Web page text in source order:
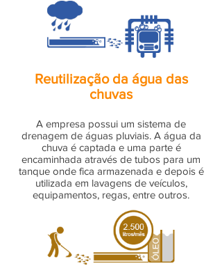
Reutilização da água das
chuvas
A empresa possui um sistema de
drenagem de águas pluviais. A água da
chuva é captada e uma parte é
encaminhada através de tubos para um
tanque onde fica armazenada e depois é
utilizada em lavagens de veículos,
equipamentos, regas, entre outros.